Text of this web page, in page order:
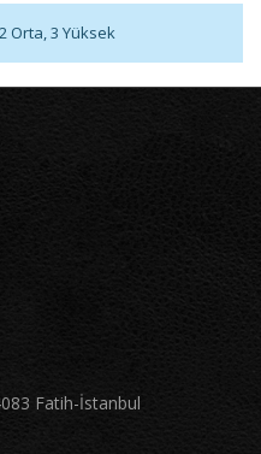
Orta, 3 Yüksek
Fatih-İstanbul